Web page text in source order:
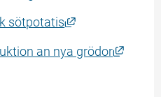
sötpotatis Länk till annan
an nya grödor Länk